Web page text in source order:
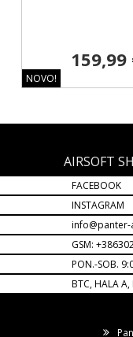
NOVO!
159,99
AIRSOFT
FACEBOOK
INSTAGRAM
GSM:
PON.-SOB.
BTC, HALA A,